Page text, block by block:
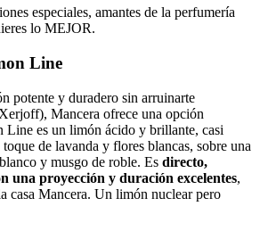
especiales, amantes de la perfumería
lo MEJOR.
Line
potente y duradero sin arruinarte
Mancera ofrece una opción
Line es un limón ácido y brillante, casi
de lavanda y flores blancas, sobre una
y musgo de roble. Es directo,
una proyección y duración excelentes,
casa Mancera. Un limón nuclear pero